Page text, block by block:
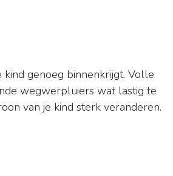
kind genoeg binnenkrijgt. Volle
wegwerpluiers wat lastig te
van je kind sterk veranderen.